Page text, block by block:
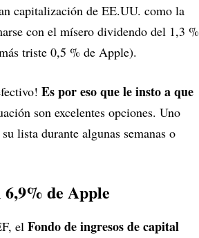
capitalización de EE.UU. como la
con el mísero dividendo del 1,3 %
triste 0,5 % de Apple).
Es por eso que le insto a que
son excelentes opciones. Uno
lista durante algunas semanas o
de Apple
el Fondo de ingresos de capital